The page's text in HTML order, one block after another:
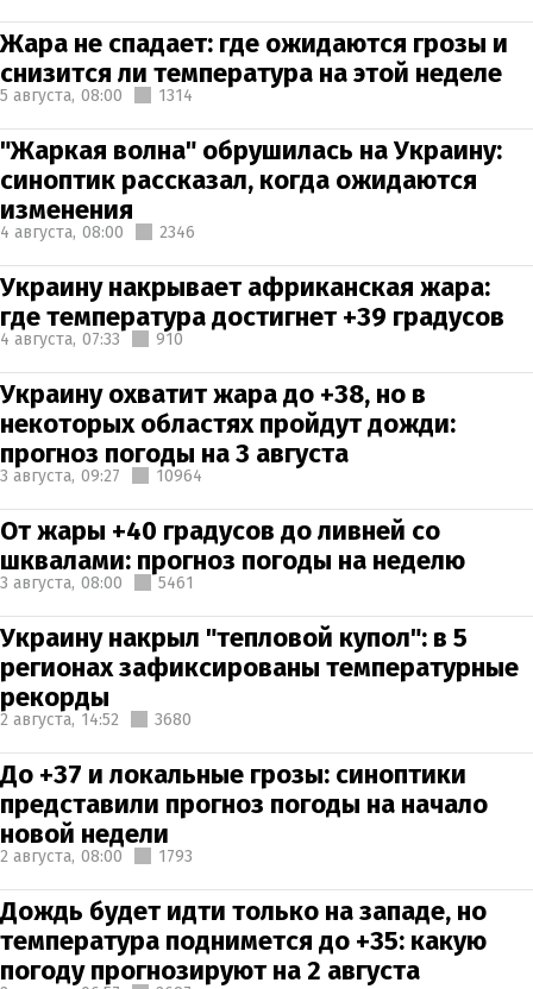
Жара не спадает: где ожидаются грозы и
снизится ли температура на этой неделе
5 августа, 08:00 1314
"Жаркая волна" обрушилась на Украину:
синоптик рассказал, когда ожидаются
изменения
4 августа, 08:00 2346
Украину накрывает африканская жара:
где температура достигнет +39 градусов
4 августа, 07:33 910
Украину охватит жара до +38, но в
некоторых областях пройдут дожди:
прогноз погоды на 3 августа
3 августа, 09:27 10964
От жары +40 градусов до ливней со
шквалами: прогноз погоды на неделю
3 августа, 08:00 5461
Украину накрыл "тепловой купол": в 5
регионах зафиксированы температурные
рекорды
2 августа, 14:52 3680
До +37 и локальные грозы: синоптики
представили прогноз погоды на начало
новой недели
2 августа, 08:00 1793
Дождь будет идти только на западе, но
температура поднимется до +35: какую
погоду прогнозируют на 2 августа